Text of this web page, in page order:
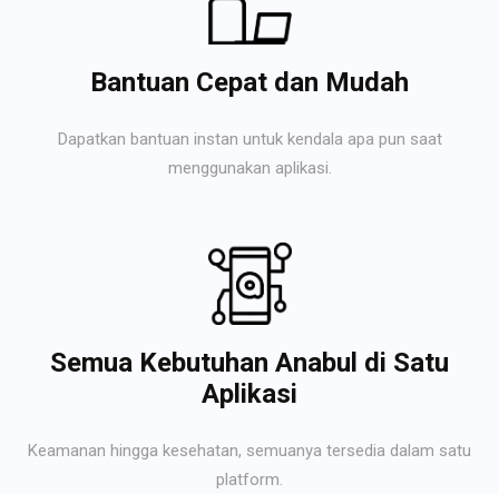
Bantuan Cepat dan Mudah
Dapatkan bantuan instan untuk kendala apa pun saat
menggunakan aplikasi.
Semua Kebutuhan Anabul di Satu
Aplikasi
Keamanan hingga kesehatan, semuanya tersedia dalam satu
platform.